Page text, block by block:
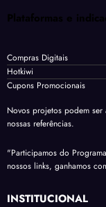
Plataformas e
Compras Digitais
Hotkiwi
Cupons Promocionais
Novos projetos podem
nossas referências.
"Participamos do
nossos links, ganhamos
INSTITUCIONAL